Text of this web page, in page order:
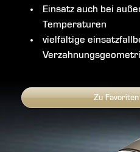
Einsatz auch bei
Temperaturen
vielfältige
Zu